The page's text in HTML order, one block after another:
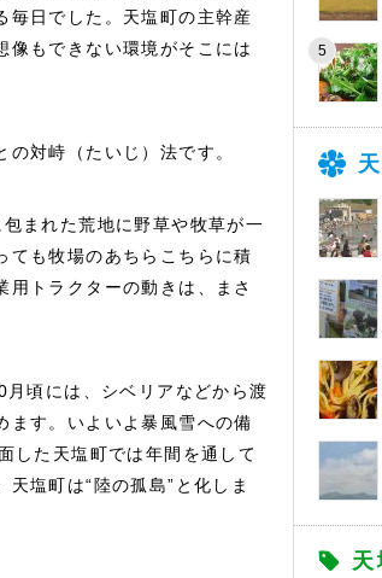
毎日でした。天塩町の主幹産
像もできない環境がそこには
対峙（たいじ）法です。
まれた荒地に野草や牧草が一
ても牧場のあちらこちらに積
用トラクターの動きは、まさ
頃には、シベリアなどから渡
ます。いよいよ暴風雪への備
した天塩町では年間を通して
塩町は“陸の孤島”と化しま
天